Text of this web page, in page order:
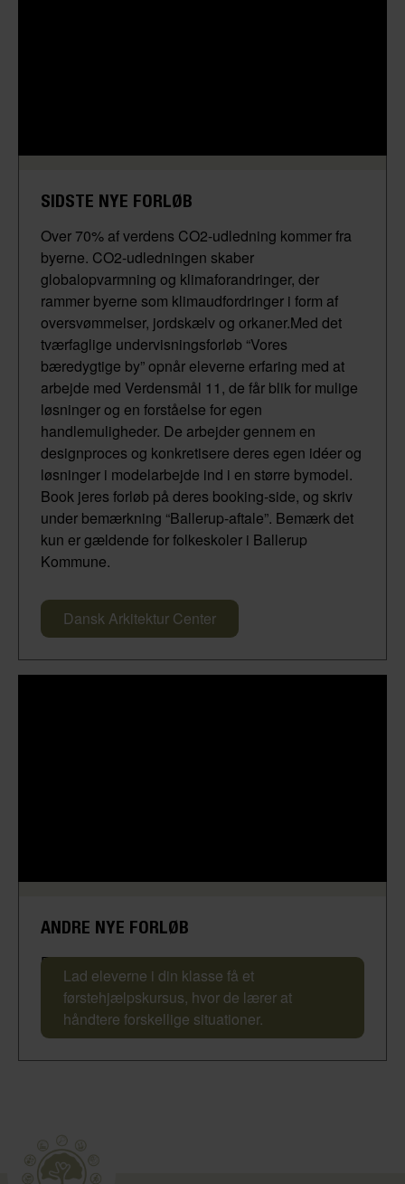
SIDSTE NYE FORLØB
Over 70% af verdens CO2-udledning kommer fra
byerne. CO2-udledningen skaber
globalopvarmning og klimaforandringer, der
rammer byerne som klimaudfordringer i form af
oversvømmelser, jordskælv og orkaner.Med det
tværfaglige undervisningsforløb “Vores
bæredygtige by” opnår eleverne erfaring med at
arbejde med Verdensmål 11, de får blik for mulige
løsninger og en forståelse for egen
handlemuligheder. De arbejder gennem en
designproces og konkretisere deres egen idéer og
løsninger i modelarbejde ind i en større bymodel.
Book jeres forløb på deres booking-side, og skriv
under bemærkning “Ballerup-aftale”. Bemærk det
kun er gældende for folkeskoler i Ballerup
Kommune.
Dansk Arkitektur Center
ANDRE NYE FORLØB
Førstehjælpskursus
Lad eleverne i din klasse få et
førstehjælpskursus, hvor de lærer at
håndtere forskellige situationer.